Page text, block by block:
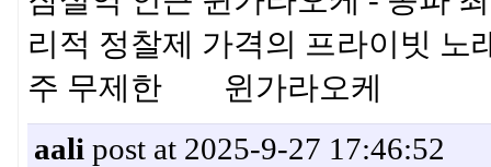
리적 정찰제 가격의 프라이빗 노
주 무제한 윈가라오케
aali post at 2025-9-27 17:46:52